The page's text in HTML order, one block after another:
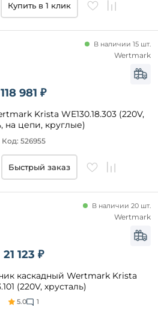
Купить в 1 клик
118 981 ₽
Krista WE130.18.303 (220V,
на цепи, круглые)
В наличии 15 шт.
Код: 526955
Wertmark
Быстрый заказ
21 123 ₽
каскадный Wertmark Krista
(220V, хрусталь)
5.0 1
В наличии 20 шт.
Wertmark